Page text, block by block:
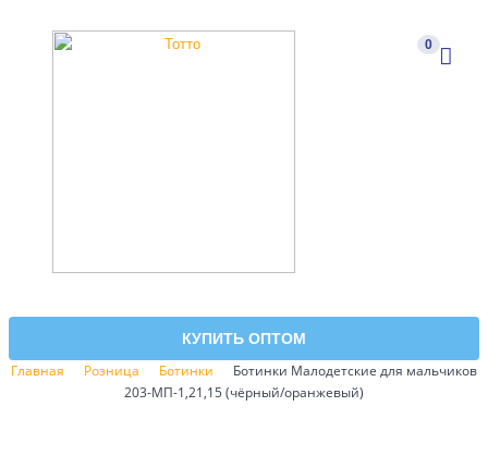
0
КУПИТЬ ОПТОМ
Главная Розница Ботинки
Ботинки Малодетские для мальчиков
203-МП-1,21,15 (чёрный/оранжевый)